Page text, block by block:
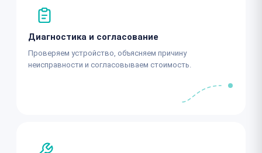
Диагностика и согласование
Проверяем устройство, объясняем причину
неисправности и согласовываем стоимость.